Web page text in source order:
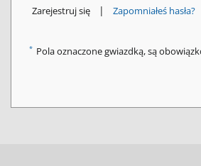
Zarejestruj się | Zapomniałeś hasła?
* Pola oznaczone gwiazdką, są